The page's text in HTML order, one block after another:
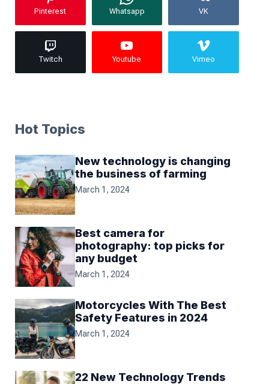
Pinterest Whatsapp VK
Twitch Youtube Vimeo
Hot Topics
New technology is changing
the business of farming
March 1, 2024
Best camera for
photography: top picks for
any budget
March 1, 2024
Motorcycles With The Best
Safety Features in 2024
March 1, 2024
22 New Technology Trends